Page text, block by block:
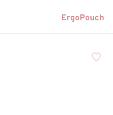
ErgoPouch